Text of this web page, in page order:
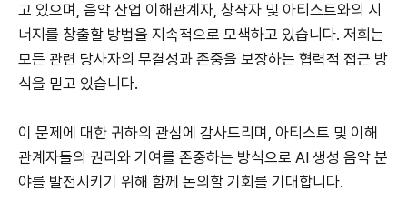
고 있으며, 음악 산업 이해관계자, 창작자 및 아티스트와의 시
너지를 창출할 방법을 지속적으로 모색하고 있습니다. 저희는
모든 관련 당사자의 무결성과 존중을 보장하는 협력적 접근 방
식을 믿고 있습니다.
이 문제에 대한 귀하의 관심에 감사드리며, 아티스트 및 이해
관계자들의 권리와 기여를 존중하는 방식으로 AI 생성 음악 분
야를 발전시키기 위해 함께 논의할 기회를 기대합니다.